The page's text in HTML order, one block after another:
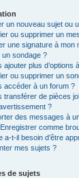
un nouveau sujet ou
ou supprimer un
une signature à mon
sondage ?
ajouter plus d’options
ou supprimer un
accéder à un forum ?
transférer de pièces
?
des messages à
comme
a-t-il besoin d’être
mes sujets ?
de sujets